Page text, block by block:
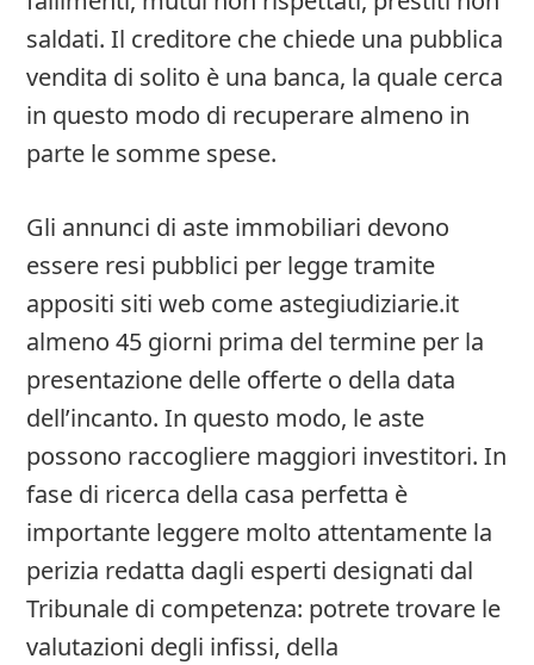
saldati. Il creditore che chiede una pubblica
vendita di solito è una banca, la quale cerca
in questo modo di recuperare almeno in
parte le somme spese.
Gli annunci di aste immobiliari devono
essere resi pubblici per legge tramite
appositi siti web come astegiudiziarie.it
almeno 45 giorni prima del termine per la
presentazione delle offerte o della data
dell’incanto. In questo modo, le aste
possono raccogliere maggiori investitori. In
fase di ricerca della casa perfetta è
importante leggere molto attentamente la
perizia redatta dagli esperti designati dal
Tribunale di competenza: potrete trovare le
valutazioni degli infissi, della